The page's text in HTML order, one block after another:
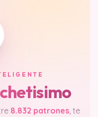
8.832 patrones, te